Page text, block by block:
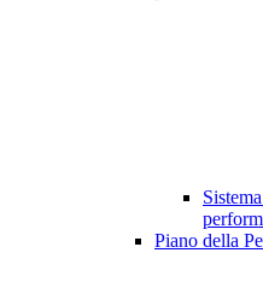
Piano della